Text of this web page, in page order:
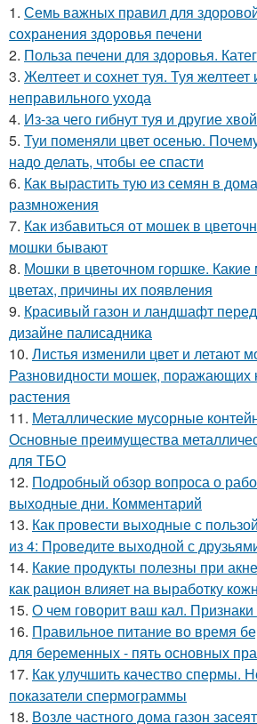
1. Семь важных правил для
сохранения здоровья печени
2. Польза печени для здоровья.
3. Желтеет и сохнет туя. Туя желтеет
неправильного ухода
4. Из-за чего гибнут туя и другие
5. Туи поменяли цвет осенью.
надо делать, чтобы ее спасти
6. Как вырастить тую из семян в
размножения
7. Как избавиться от мошек в
мошки бывают
8. Мошки в цветочном горшке. Какие
цветах, причины их появления
9. Красивый газон и ландшафт
дизайне палисадника
10. Листья изменили цвет и летают
Разновидности мошек, поражающих
растения
11. Металлические мусорные
Основные преимущества
для ТБО
12. Подробный обзор вопроса о
выходные дни. Комментарий
13. Как провести выходные с
из 4: Проведите выходной с
14. Какие продукты полезны при
как рацион влияет на выработку
15. О чем говорит ваш кал. Признаки
16. Правильное питание во время
для беременных - пять основных
17. Как улучшить качество спермы.
показатели спермограммы
18. Возле частного дома газон